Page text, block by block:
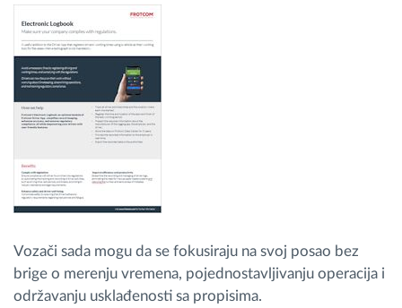
Daljinsko preuzimanje tahografa
Kontrola pristupa
Upravljanje gorivom
Automatska identifikacija vozača
Otkrijte sve funkcije
Vozači sada mogu da se fokusiraju na svoj posao bez
brige o merenju vremena, pojednostavljivanju operacija i
održavanju usklađenosti sa propisima.